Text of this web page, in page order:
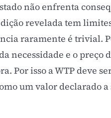
não enfrenta
revelada tem
raramente é trivial.
necessidade e opreço
Por isso a WTP deve
um valor declarado a